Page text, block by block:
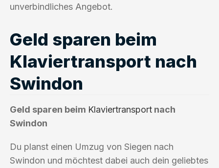
unverbindliches Angebot.
Geld sparen beim
Klaviertransport nach
Swindon
Geld sparen beim Klaviertransport nach
Swindon
Du planst einen Umzug von Siegen nach
Swindon und möchtest dabei auch dein geliebtes